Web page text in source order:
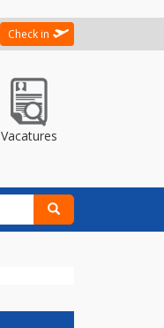
Check in
Vacatures